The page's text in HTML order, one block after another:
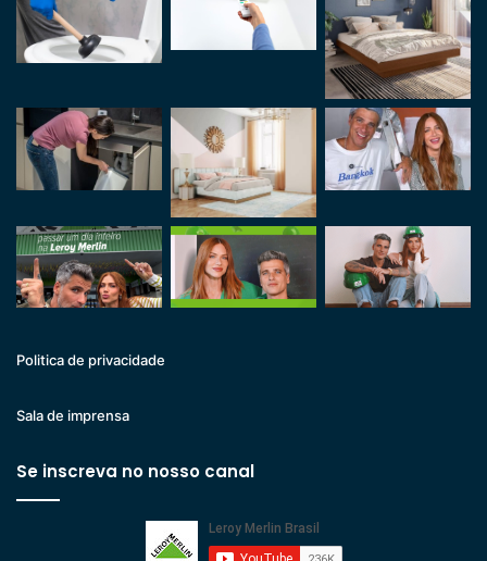
Politica de privacidade
Sala de imprensa
Se inscreva no nosso canal